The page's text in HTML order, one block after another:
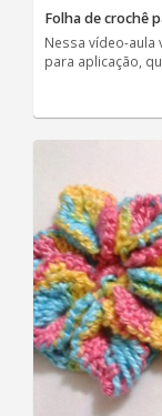
Folha de crochê
Nessa vídeo-
para aplicação,